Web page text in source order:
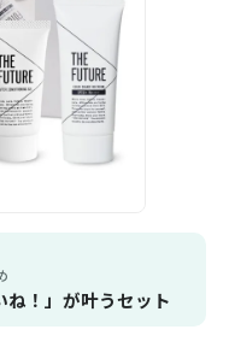
ね！」が叶うセット